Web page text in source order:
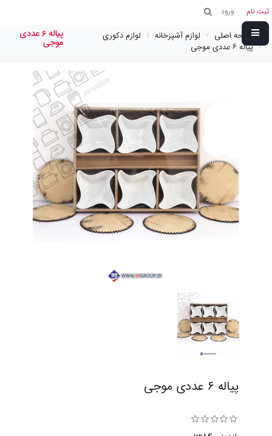
ثبت نام ورود
صفحه اصلی لوازم آشپزخانه
لوازم دکوری
پياله ٦ عددی موجی
پياله ٦ عددی
موجی
پياله ٦ عددی موجی